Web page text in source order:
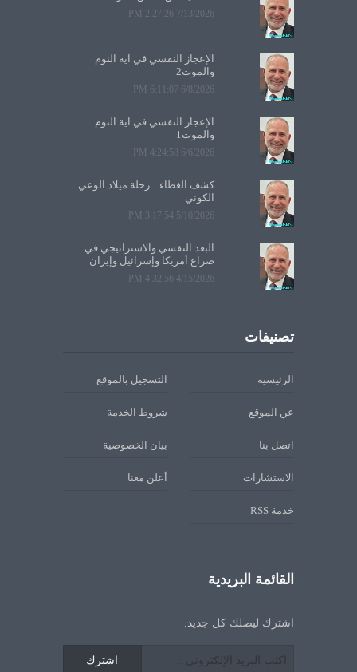
7/13/2026 2:27:26 PM
الإعجاز النفسي في آية النوم
والموت2
6/8/2026 6:11:07 PM
الإعجاز النفسي في آية النوم
والموت1
6/6/2026 4:24:58 PM
كشف الغطاء... رحلة ميلاد الوعي
الكوني
5/10/2026 3:17:54 PM
البعد النفسي والاستراتيجي في
صراع أمريكا وإسرائيل وإيران
4/15/2026 4:32:56 PM
تصنيفات
الرئيسية التسجيل بالموقع
عن الموقع شروط الخدمة
اتصل بنا بيان الخصوصية
الاستشارات أعلن معنا
خدمة RSS
القائمة البريدية
اشترك ليصلك كل جديد.
اشترك